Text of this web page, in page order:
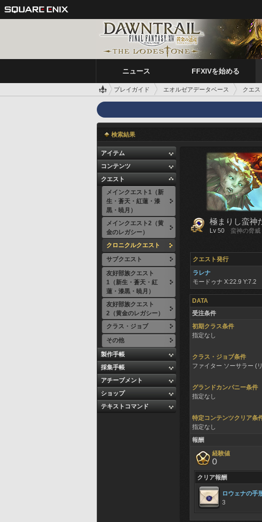
ニュース FFXIVを始める
プレイガイド エオルゼアデータベース クエス
検索結果
アイテム
コンテンツ
クエスト
メインクエスト1（新
生・蒼天・紅蓮・漆
黒・暁月）
メインクエスト2（黄
金のレガシー）
クロニクルクエスト
サブクエスト
友好部族クエスト
1（新生・蒼天・紅
蓮・漆黒・暁月）
友好部族クエスト
2（黄金のレガシー）
クラス・ジョブ
その他
製作手帳
採集手帳
アチーブメント
ショップ
テキストコマンド
極まりし蛮神
Lv 50
蛮神の脅威
クエスト発行
ラレナ
モードゥナ X:22.9 Y:7.2
DATA
受注条件
初期クラス条件
指定なし
クラス・ジョブ条件
ファイター ソーサラー (
グランドカンパニー条件
指定なし
特定コンテンツクリア条
指定なし
報酬
経験値
0
クリア報酬
ロウェナの手
3